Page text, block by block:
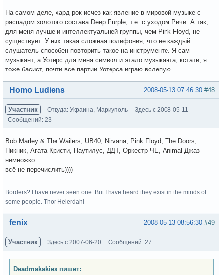
На самом деле, хард рок исчез как явление в мировой музыке с
распадом золотого состава Deep Purple, т.е. с уходом Ричи. А так,
для меня лучше и интеллектуальней группы, чем Pink Floyd, не
существует. У них такая сложная полифония, что не каждый
слушатель способен повторить такое на инструменте. Я сам
музыкант, а Уотерс для меня символ и этало музыканта, кстати, я
тоже басист, почти все партии Уотерса играю вслепую.
Вне форума #48
2008-05-13 07:46:30
Homo Ludiens
Участник Откуда: Украина, Мариуполь
Здесь с 2008-05-11
Сообщений: 23
Bob Marley & The Wailers, UB40, Nirvana, Pink Floyd, The Doors,
Пикник, Агата Кристи, Наутилус, ДДТ, Оркестр ЧЕ, Animal Джаз
немножко...
всё не перечислить))))
Borders? I have never seen one. But I have heard they exist in the minds of
some people. Thor Heierdahl
Вне форума #49
2008-05-13 08:56:30
fenix
Участник Здесь с 2007-06-20 Сообщений: 27
Deadmakakies пишет: